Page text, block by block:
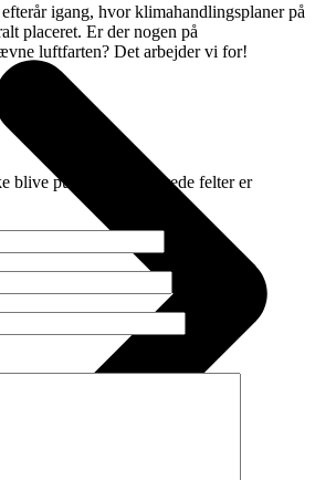
igang, hvor klimahandlingsplaner på
placeret. Er der nogen på
luftfarten? Det arbejder vi for!
blive publiceret.
Krævede felter er